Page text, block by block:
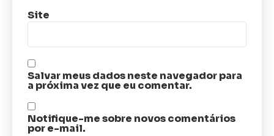
Site
Salvar meus dados neste navegador para
a próxima vez que eu comentar.
Notifique-me sobre novos comentários
por e-mail.